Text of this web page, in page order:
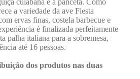
a variedade da ave Fiesta
ervas finas, costela barbecue e
é finalizada perfeitamente
palha italiana para a sobremesa,
até 16 pessoas.
dos produtos nas duas